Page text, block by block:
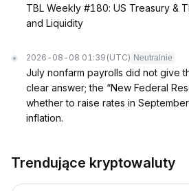
TBL Weekly #180: US Treasury &
and Liquidity
2026-08-08 01:39 (UTC) Neutralnie
July nonfarm payrolls did not give
clear answer; the “New Federal
whether to raise rates in
inflation.
Trendujące kryptowaluty